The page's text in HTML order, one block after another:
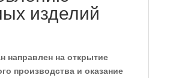
изделий
направлен на открытие
производства и оказание